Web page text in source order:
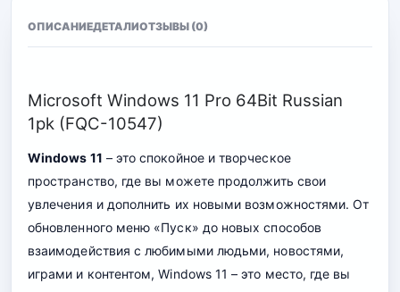
ОПИСАНИЕДЕТАЛИОТЗЫВЫ (0)
Microsoft Windows 11 Pro 64Bit Russian
1pk (FQC-10547)
Windows 11 – это спокойное и творческое
пространство, где вы можете продолжить свои
увлечения и дополнить их новыми возможностями. От
обновленного меню «Пуск» до новых способов
взаимодействия с любимыми людьми, новостями,
играми и контентом, Windows 11 – это место, где вы